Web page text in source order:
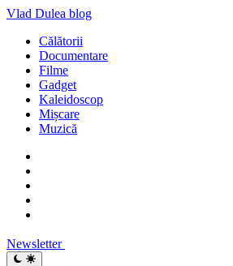
Vlad Dulea blog
Călătorii
Documentare
Filme
Gadget
Kaleidoscop
Mișcare
Muzică
Newsletter